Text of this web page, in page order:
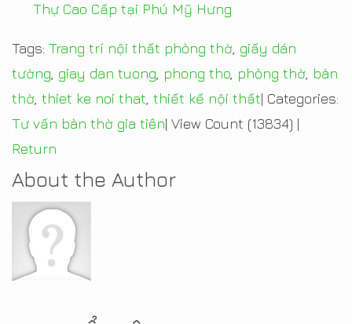
Thự Cao Cấp tại Phú Mỹ Hưng
Tags: Trang trí nội thất phòng thờ giấy dán
tường giay dan tuong phong tho phòng thờ bàn
thờ thiet ke noi that thiết kế nội thất| Categories:
Tư vấn bàn thờ gia tiên| View Count (13834) |
Return
About the Author